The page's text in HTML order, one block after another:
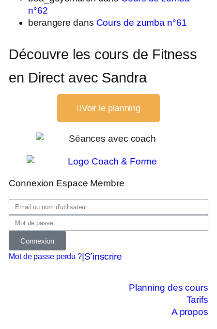
n°62
berangere dans Cours de zumba n°61
Découvre les cours de Fitness
en Direct avec Sandra
Voir le planning
Connexion Espace Membre
Connexion
Mot de passe perdu ? S’inscrire
Planning des cours
Tarifs
A propos